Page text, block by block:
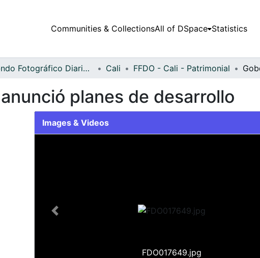
Communities & CollectionsAll of DSpace Statistics
Fondo Fotográfico Diario Occidente Cali FFDO - Cali - Patrimonial
planes de desarrollo
Images & Videos
FDO017649.jpg
Previous